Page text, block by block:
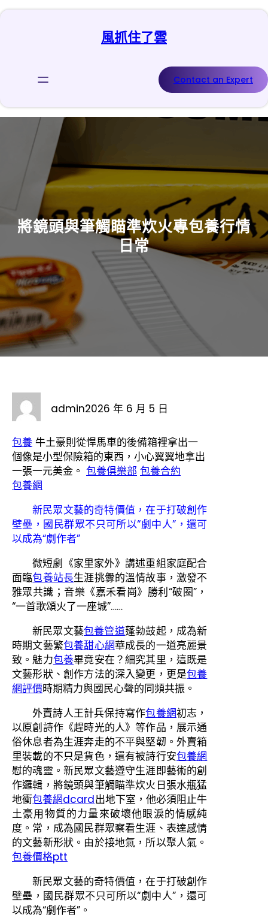
跳
風抓住了雲
Contact an Expert
將鏡頭與筆觸瞄準炊火專包養行情
日常
admin2026 年 6 月 5 日
包養 牛土豪則從悍馬車的後備箱裡拿出一
個像是小型保險箱的東西，小心翼翼地拿出
一張一元美金。 包養俱樂部 包養合約
包養網
新民眾文藝的奇特價值，在于打破創作
壁壘，國民群眾不只可所以“劇中人”，還可
以成為“劇作者”
微短劇《家里家外》講述重組家庭配合
面臨包養站長生涯挑釁的溫情故事，激發不
雅眾共識；音樂《嘉禾看崗》勝利“破圈”，
“一首歌頌火了一座城”……
新民眾文藝包養管道蓬勃鼓起，成為新
時期文藝繁包養甜心網華成長的一道亮麗景
致。魅力包養畢竟安在？細究其里，這既是
文藝形狀、創作方法的深入變更，更是包養
網評價時期精力與國民心聲的同頻共振。
外賣詩人王計兵保持寫作包養網初志，
以原創詩作《趕時光的人》等作品，展示通
俗休息者為生涯奔走的不平與堅韌。外賣箱
里裝載的不只是貨色，還有被詩行安包養網
慰的魂靈。新民眾文藝遵守生涯即藝術的創
作邏輯，將鏡頭與筆觸瞄準炊火日張水瓶猛
地衝包養網dcard出地下室，他必須阻止牛
土豪用物質的力量來破壞他眼淚的情感純
度。常，成為國民群眾察看生涯、表達感情
的文藝新形狀。由於接地氣，所以聚人氣。
包養價格ptt
新民眾文藝的奇特價值，在于打破創作
壁壘，國民群眾不只可所以“劇中人”，還可
以成為“劇作者”。